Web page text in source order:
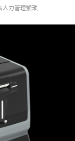
人力管理繁琐...